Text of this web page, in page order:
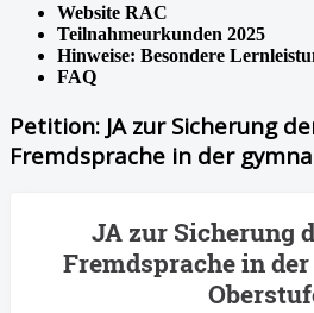
Website RAC
Teilnahmeurkunden 2025
Hinweise: Besondere
FAQ
Petition: JA zur Sicherung
Fremdsprache in der
JA zur Sicherung
Fremdsprache in